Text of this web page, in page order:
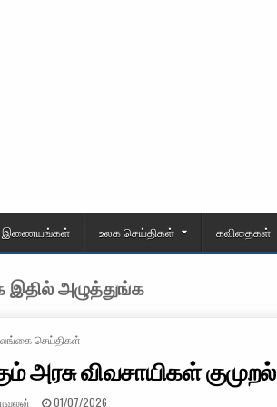
இணையங்கள் உலக செய்திகள் கவிதைகள்
இதில் அழுத்துங்க
IN
செய்திகள்
அரசு விவசாயிகள் குமுறல்
PUBLISHED DATE:
01/07/2026